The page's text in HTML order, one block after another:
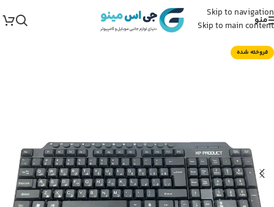
Skip to navigation
Skip to main content
منو
فروخته شده